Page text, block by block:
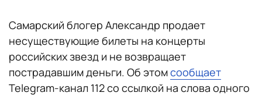
Самарский блогер Александр продает
несуществующие билеты на концерты
российских звезд и не возвращает
пострадавшим деньги. Об этомсообщает
Telegram-канал 112 со ссылкой на слова одного